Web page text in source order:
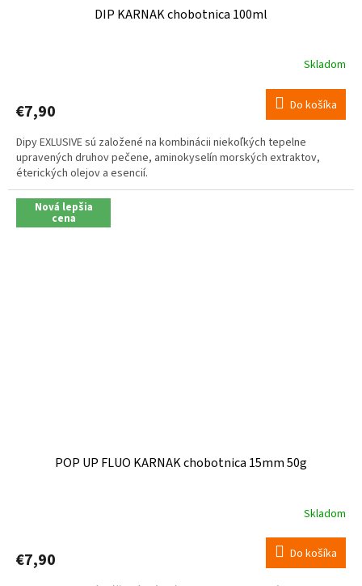
DIP KARNAK chobotnica 100ml
Skladom
€7,90 Do košíka
Dipy EXLUSIVE sú založené na kombinácii niekoľkých tepelne
upravených druhov pečene, aminokyselín morských extraktov,
éterických olejov a esencií.
Nová lepšia
cena
POP UP FLUO KARNAK chobotnica 15mm 50g
je
Skladom
€7,90 Do košíka